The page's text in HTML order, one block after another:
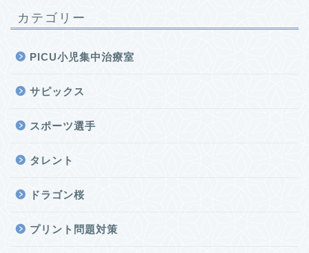
カテゴリー
PICU小児集中治療室
サピックス
スポーツ選手
タレント
ドラゴン桜
プリント問題対策